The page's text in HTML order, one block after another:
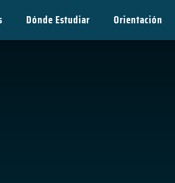
Dónde Estudiar Orientación